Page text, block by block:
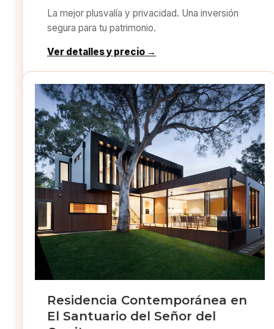
La mejor plusvalía y privacidad. Una inversión
segura para tu patrimonio.
Ver detalles y precio →
Residencia Contemporánea en
El Santuario del Señor del